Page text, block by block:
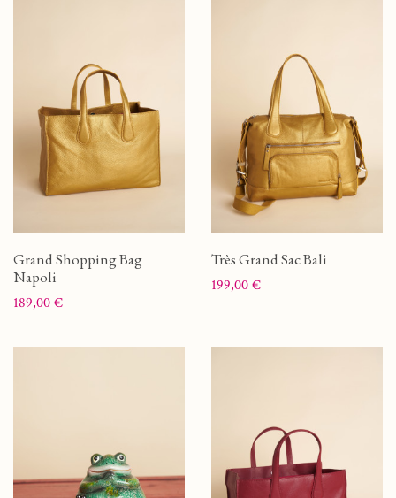
Grand Shopping Bag
Napoli
Prix
189,00 €
Très Grand Sac Bali
Prix
199,00 €